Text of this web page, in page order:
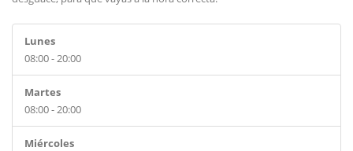
Lunes
08:00 - 20:00
Martes
08:00 - 20:00
Miércoles